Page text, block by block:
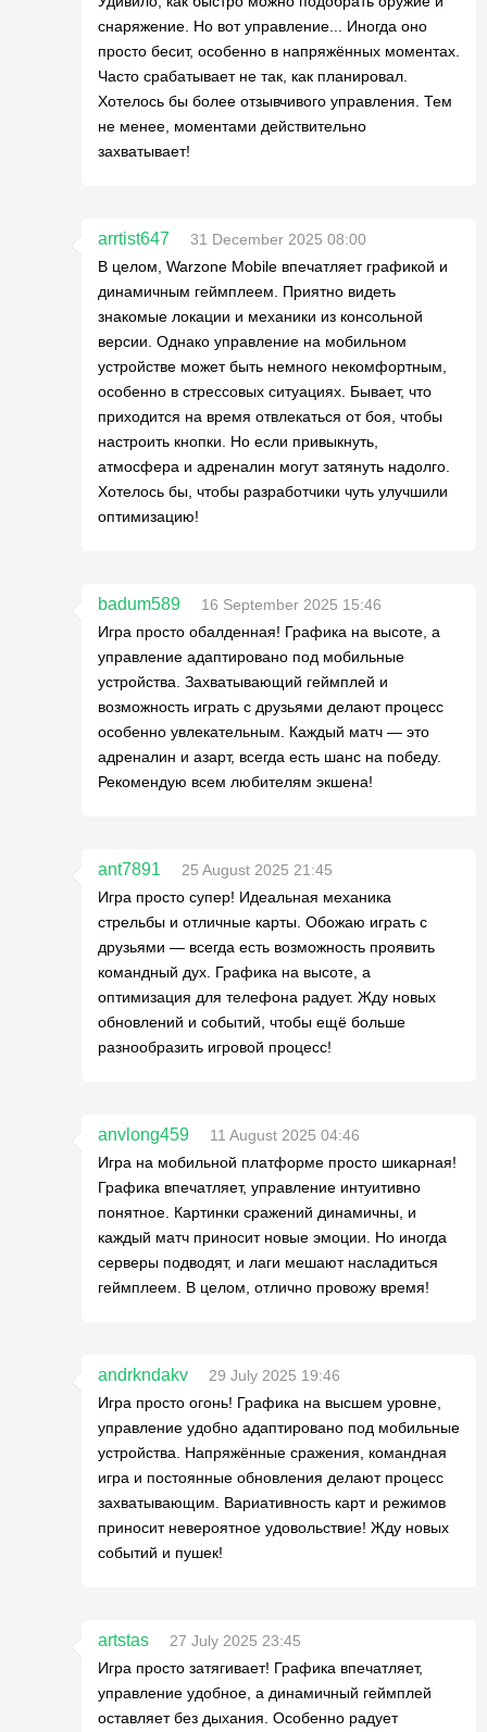
снаряжение. Но вот управление... Иногда оно
просто бесит, особенно в напряжённых моментах.
Часто срабатывает не так, как планировал.
Хотелось бы более отзывчивого управления. Тем
не менее, моментами действительно
захватывает!
arrtist647
31 December 2025 08:00
В целом, Warzone Mobile впечатляет графикой и
динамичным геймплеем. Приятно видеть
знакомые локации и механики из консольной
версии. Однако управление на мобильном
устройстве может быть немного некомфортным,
особенно в стрессовых ситуациях. Бывает, что
приходится на время отвлекаться от боя, чтобы
настроить кнопки. Но если привыкнуть,
атмосфера и адреналин могут затянуть надолго.
Хотелось бы, чтобы разработчики чуть улучшили
оптимизацию!
badum589
16 September 2025 15:46
Игра просто обалденная! Графика на высоте, а
управление адаптировано под мобильные
устройства. Захватывающий геймплей и
возможность играть с друзьями делают процесс
особенно увлекательным. Каждый матч — это
адреналин и азарт, всегда есть шанс на победу.
Рекомендую всем любителям экшена!
ant7891
25 August 2025 21:45
Игра просто супер! Идеальная механика
стрельбы и отличные карты. Обожаю играть с
друзьями — всегда есть возможность проявить
командный дух. Графика на высоте, а
оптимизация для телефона радует. Жду новых
обновлений и событий, чтобы ещё больше
разнообразить игровой процесс!
anvlong459
11 August 2025 04:46
Игра на мобильной платформе просто шикарная!
Графика впечатляет, управление интуитивно
понятное. Картинки сражений динамичны, и
каждый матч приносит новые эмоции. Но иногда
серверы подводят, и лаги мешают насладиться
геймплеем. В целом, отлично провожу время!
andrkndakv
29 July 2025 19:46
Игра просто огонь! Графика на высшем уровне,
управление удобно адаптировано под мобильные
устройства. Напряжённые сражения, командная
игра и постоянные обновления делают процесс
захватывающим. Вариативность карт и режимов
приносит невероятное удовольствие! Жду новых
событий и пушек!
artstas
27 July 2025 23:45
Игра просто затягивает! Графика впечатляет,
управление удобное, а динамичный геймплей
оставляет без дыхания. Особенно радует